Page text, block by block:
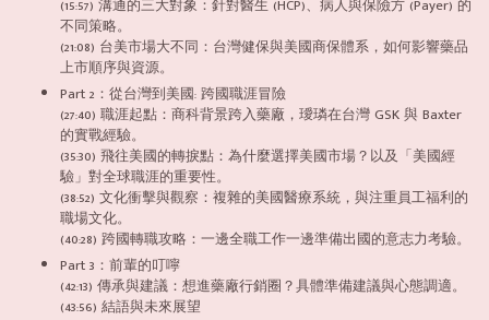
(15:57) 溝通的三大對象：針對醫生 (HCP)、病人與保險方 (Payer) 的
不同策略。
(21:08) 台美市場大不同：台灣健保與美國商保體系，如何影響藥品
上市順序與資源。
Part 2：從台灣到美國: 跨國職涯冒險
(27:40) 職涯起點：商科背景跨入藥廠，璦璘在台灣 GSK 與 Baxter
的實戰經驗。
(35:30) 飛往美國的轉捩點：為什麼選擇美國市場？以及「美國經
驗」對全球職涯的重要性。
(38:52) 文化衝擊與觀察：複雜的美國醫療系統，與注重員工福利的
職場文化。
(40:28) 跨國轉職攻略：一邊全職工作一邊準備出國的意志力考驗。
Part 3：前輩的叮嚀
(42:13) 傳承與建議：想進藥廠行銷圈？具體準備建議與心態調適。
(43:56) 結語與未來展望